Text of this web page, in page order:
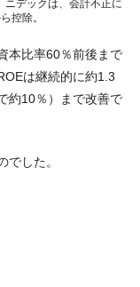
ニデックは、会計不正に
控除。
本比率60％前後まで
は継続的に約1.3
約10％）まで改善で
でした。